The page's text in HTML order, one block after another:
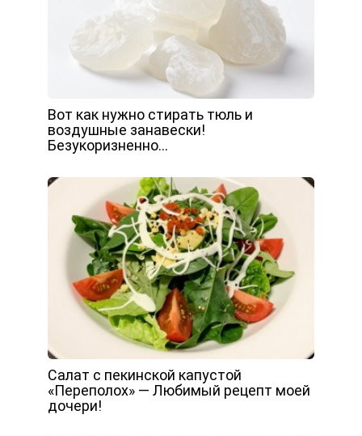
Вот как нужно стирать тюль и
воздушные занавески!
Безукоризненно…
Салат с пекинской капустой
«Переполох» — Любимый рецепт моей
дочери!